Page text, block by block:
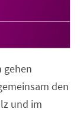
gehen
den
und im